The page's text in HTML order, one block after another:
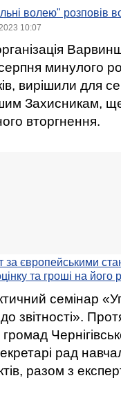
волею" розповів
10:07
минулого
вирішили для
Захисникам,
вторгнення.
за європейськими
та гроші на його
семінар
звітності».
рад
разом з